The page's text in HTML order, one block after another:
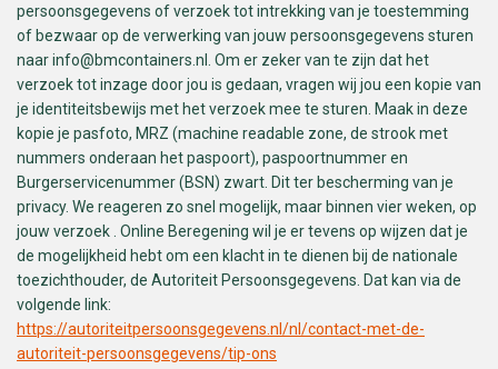
persoonsgegevens of verzoek tot intrekking van je toestemming
of bezwaar op de verwerking van jouw persoonsgegevens sturen
naarinfo@bmcontainers.nl
. Om er zeker van te zijn dat het
verzoek tot inzage door jou is gedaan, vragen wij jou een kopie van
je identiteitsbewijs met het verzoek mee te sturen. Maak in deze
kopie je pasfoto, MRZ (machine readable zone, de strook met
nummers onderaan het paspoort), paspoortnummer en
Burgerservicenummer (BSN) zwart. Dit ter bescherming van je
privacy. We reageren zo snel mogelijk, maar binnen vier weken, op
jouw verzoek . Online Beregening wil je er tevens op wijzen dat je
de mogelijkheid hebt om een klacht in te dienen bij de nationale
toezichthouder, de Autoriteit Persoonsgegevens. Dat kan via de
volgende link:
https://autoriteitpersoonsgegevens.nl/nl/contact-met-de-
autoriteit-persoonsgegevens/tip-ons